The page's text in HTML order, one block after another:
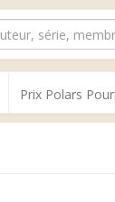
Prix Polars